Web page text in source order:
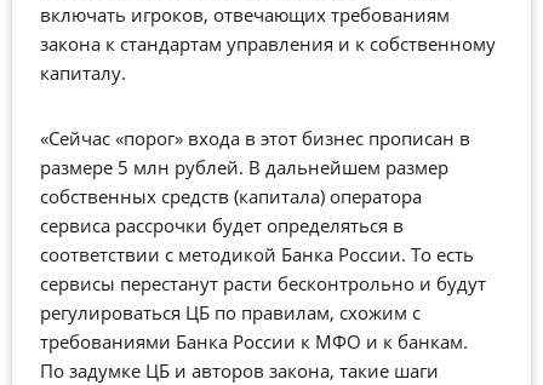
включать игроков, отвечающих требованиям
закона к стандартам управления и к собственному
капиталу.
«Сейчас «порог» входа в этот бизнес прописан в
размере 5 млн рублей. В дальнейшем размер
собственных средств (капитала) оператора
сервиса рассрочки будет определяться в
соответствии с методикой Банка России. То есть
сервисы перестанут расти бесконтрольно и будут
регулироваться ЦБ по правилам, схожим с
требованиями Банка России к МФО и к банкам.
По задумке ЦБ и авторов закона, такие шаги